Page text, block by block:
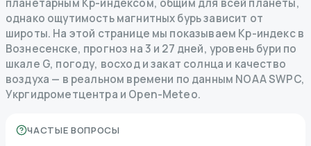
однако ощутимость магнитных бурь зависит от
широты. На этой странице мы показываем Kp-индекс в
Вознесенске, прогноз на 3 и 27 дней, уровень бури по
шкале G, погоду, восход и закат солнца и качество
воздуха — в реальном времени по данным NOAA SWPC,
Укргидрометцентра и Open-Meteo.
ЧАСТЫЕ ВОПРОСЫ